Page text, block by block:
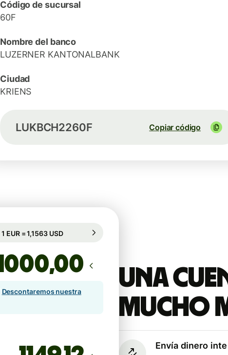
Código de sucursal
60F
Nombre del banco
LUZERNER KANTONALBANK
Ciudad
KRIENS
LUKBCH2260F Copiar código
Una
mucho
Envía dinero
Garantizado durante 92 h
,00
Descontaremos nuestra